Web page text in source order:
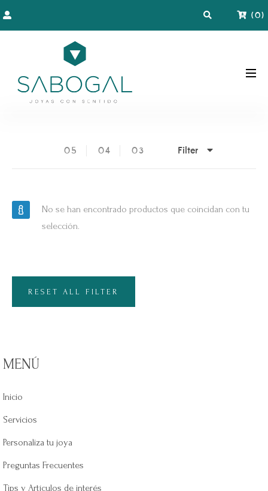
(0)
05 04 03 Filter
No se han encontrado productos que coincidan con tu
selección.
RESET ALL FILTER
MENÚ
Inicio
Servicios
Personaliza tu joya
Preguntas Frecuentes
Tips y Artículos de interés